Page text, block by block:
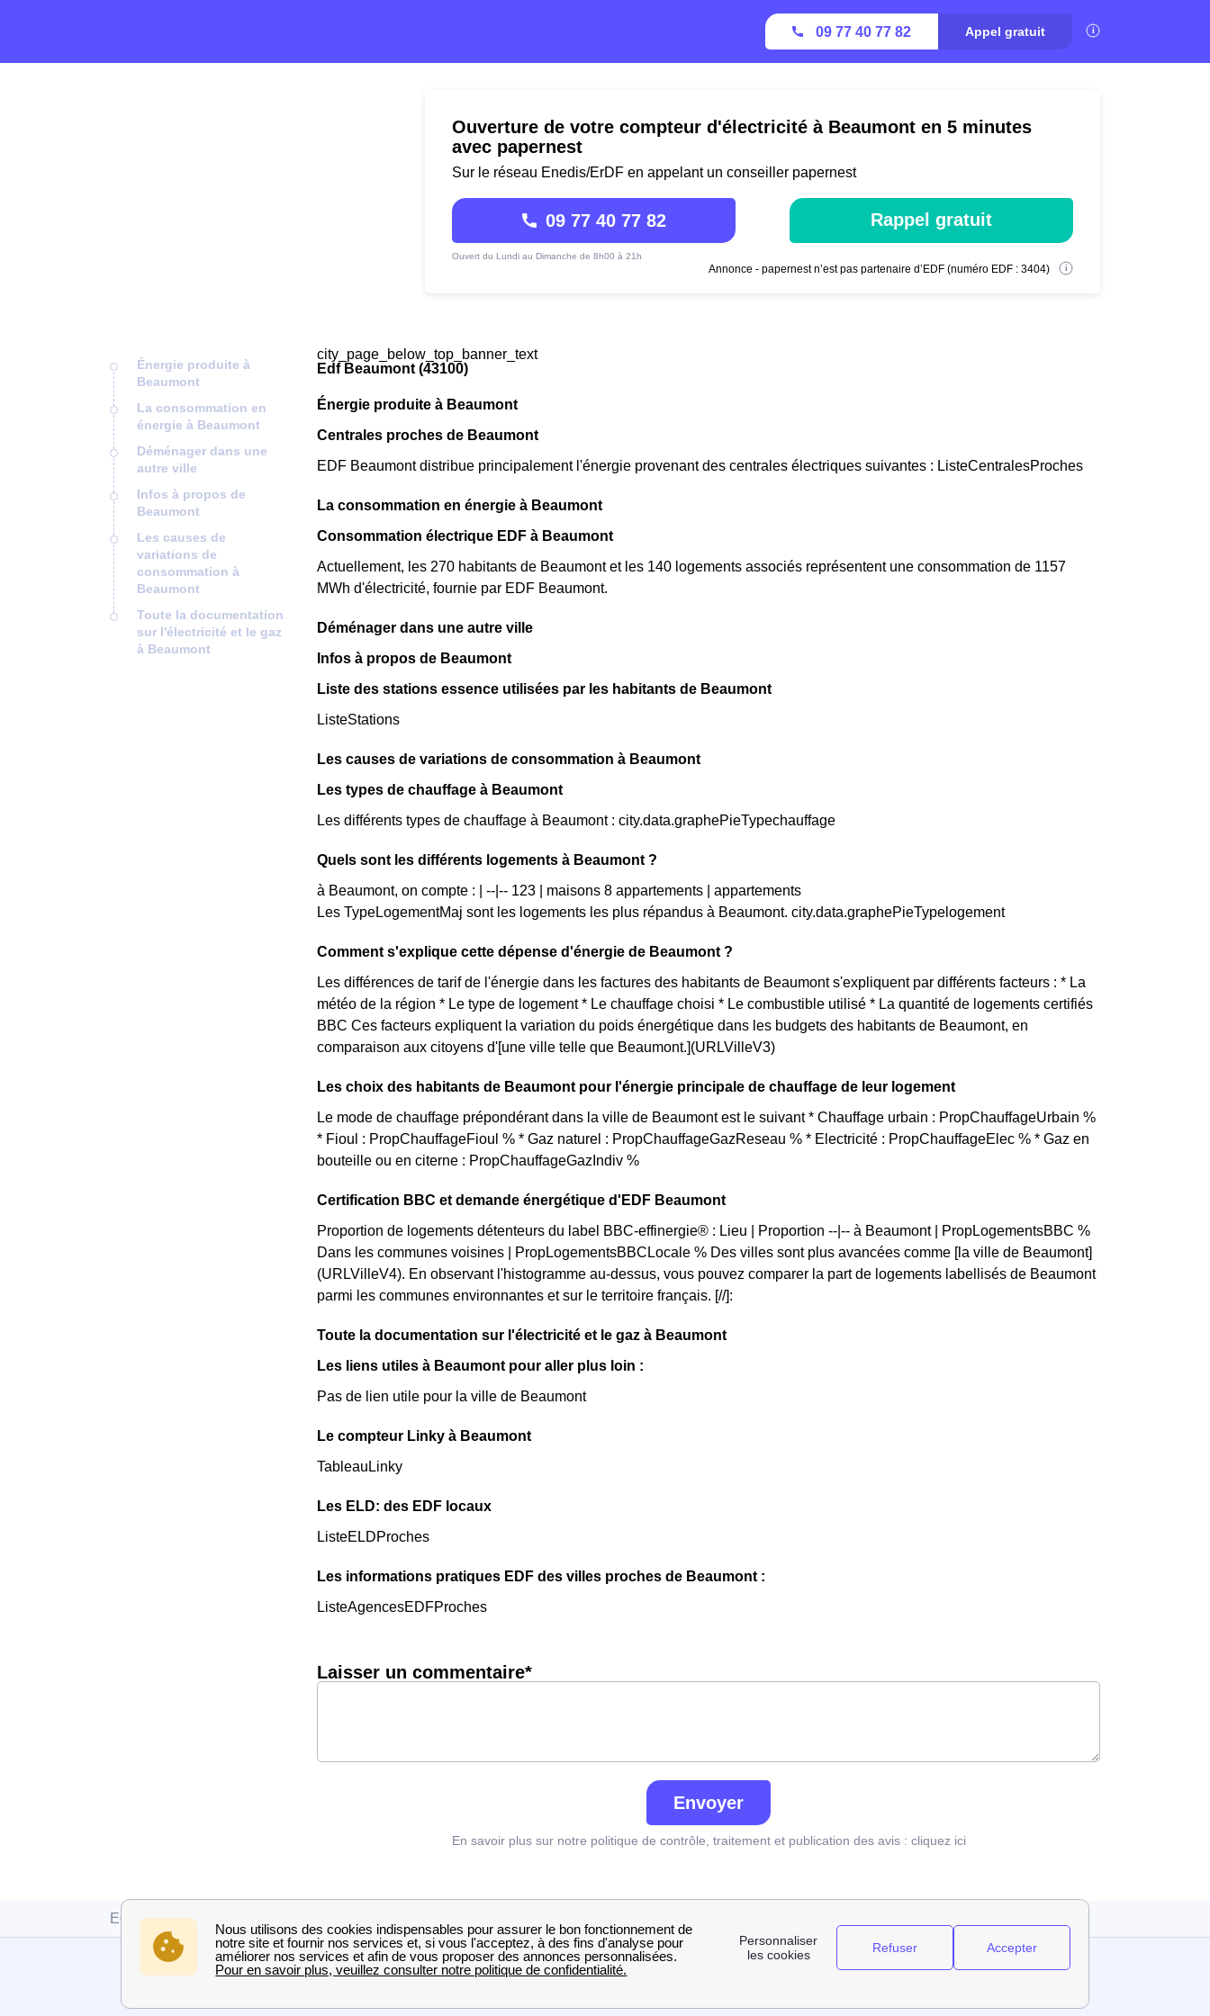
09 77 40 77 82 Appel gratuit
Ouverture de votre compteur d'électricité à Beaumont en 5 minutes
avec papernest
Sur le réseau Enedis/ErDF en appelant un conseiller papernest
09 77 40 77 82
Ouvert du Lundi au Dimanche de 8h00 à 21h
Rappel gratuit
Annonce - papernest n’est pas partenaire d’EDF (numéro EDF : 3404)
Énergie produite à
Beaumont
La consommation en
énergie à Beaumont
Déménager dans une
autre ville
Infos à propos de
Beaumont
Les causes de
variations de
consommation à
Beaumont
Toute la documentation
sur l'électricité et le gaz
à Beaumont
city_page_below_top_banner_text
Edf Beaumont (43100)
Énergie produite à Beaumont
Centrales proches de Beaumont
EDF Beaumont distribue principalement l'énergie provenant des centrales électriques suivantes : ListeCentralesProches
La consommation en énergie à Beaumont
Consommation électrique EDF à Beaumont
Actuellement, les 270 habitants de Beaumont et les 140 logements associés représentent une consommation de 1157
MWh d'électricité, fournie par EDF Beaumont.
Déménager dans une autre ville
Infos à propos de Beaumont
Liste des stations essence utilisées par les habitants de Beaumont
ListeStations
Les causes de variations de consommation à Beaumont
Les types de chauffage à Beaumont
Les différents types de chauffage à Beaumont : city.data.graphePieTypechauffage
Quels sont les différents logements à Beaumont ?
à Beaumont, on compte : | --|-- 123 | maisons 8 appartements | appartements
Les TypeLogementMaj sont les logements les plus répandus à Beaumont. city.data.graphePieTypelogement
Comment s'explique cette dépense d'énergie de Beaumont ?
Les différences de tarif de l'énergie dans les factures des habitants de Beaumont s'expliquent par différents facteurs : * La
météo de la région * Le type de logement * Le chauffage choisi * Le combustible utilisé * La quantité de logements certifiés
BBC Ces facteurs expliquent la variation du poids énergétique dans les budgets des habitants de Beaumont, en
comparaison aux citoyens d'[une ville telle que Beaumont.](URLVilleV3)
Les choix des habitants de Beaumont pour l'énergie principale de chauffage de leur logement
Le mode de chauffage prépondérant dans la ville de Beaumont est le suivant * Chauffage urbain : PropChauffageUrbain %
* Fioul : PropChauffageFioul % * Gaz naturel : PropChauffageGazReseau % * Electricité : PropChauffageElec % * Gaz en
bouteille ou en citerne : PropChauffageGazIndiv %
Certification BBC et demande énergétique d'EDF Beaumont
Proportion de logements détenteurs du label BBC-effinergie® : Lieu | Proportion --|-- à Beaumont | PropLogementsBBC %
Dans les communes voisines | PropLogementsBBCLocale % Des villes sont plus avancées comme [la ville de Beaumont]
(URLVilleV4). En observant l'histogramme au-dessus, vous pouvez comparer la part de logements labellisés de Beaumont
parmi les communes environnantes et sur le territoire français. [//]:
Toute la documentation sur l'électricité et le gaz à Beaumont
Les liens utiles à Beaumont pour aller plus loin :
Pas de lien utile pour la ville de Beaumont
Le compteur Linky à Beaumont
TableauLinky
Les ELD: des EDF locaux
ListeELDProches
Les informations pratiques EDF des villes proches de Beaumont :
ListeAgencesEDFProches
Laisser un commentaire*
Envoyer
En savoir plus sur notre politique de contrôle, traitement et publication des avis : cliquez ici
Edf Haute-Loire